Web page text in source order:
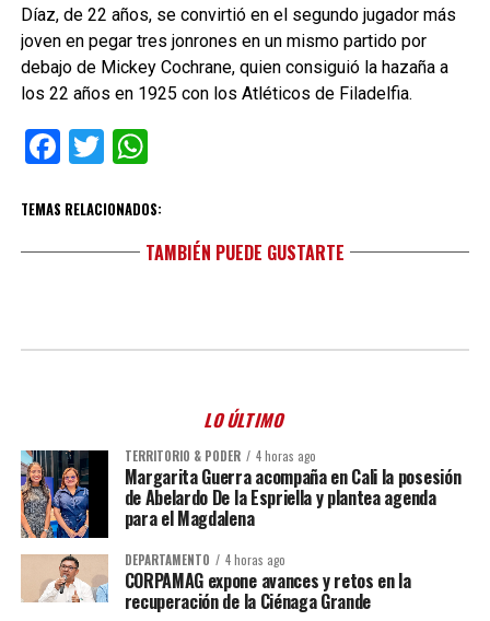
Díaz, de 22 años, se convirtió en el segundo jugador más
joven en pegar tres jonrones en un mismo partido por
debajo de Mickey Cochrane, quien consiguió la hazaña a
los 22 años en 1925 con los Atléticos de Filadelfia.
Facebook
TwitterWhatsApp
TEMAS RELACIONADOS:
TAMBIÉN PUEDE GUSTARTE
LO ÚLTIMO
TERRITORIO & PODER 4 horas ago
Margarita Guerra acompaña en Cali la posesión
de Abelardo De la Espriella y plantea agenda
para el Magdalena
DEPARTAMENTO 4 horas ago
CORPAMAG expone avances y retos en la
recuperación de la Ciénaga Grande